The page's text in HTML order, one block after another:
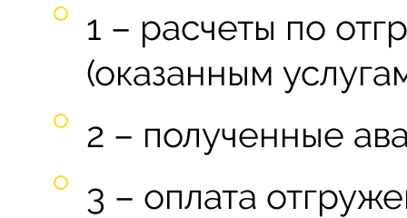
1 – расчеты по
(оказанным
2 – полученные
3 – оплата